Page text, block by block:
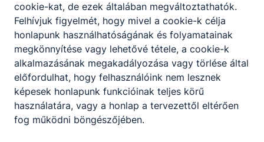
cookie-kat, de ezek általában megváltoztathatók.
Felhívjuk figyelmét, hogy mivel a cookie-k célja
honlapunk használhatóságának és folyamatainak
megkönnyítése vagy lehetővé tétele, a cookie-k
alkalmazásának megakadályozása vagy törlése által
előfordulhat, hogy felhasználóink nem lesznek
képesek honlapunk funkcióinak teljes körű
használatára, vagy a honlap a tervezettől eltérően
fog működni böngészőjében.